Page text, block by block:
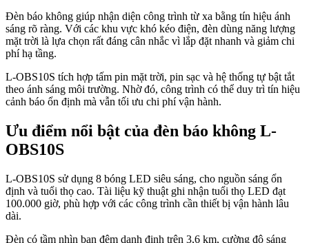
Đèn báo không giúp nhận diện công trình từ xa bằng tín hiệu ánh
sáng rõ ràng. Với các khu vực khó kéo điện, đèn dùng năng lượng
mặt trời là lựa chọn rất đáng cân nhắc vì lắp đặt nhanh và giảm chi
phí hạ tầng.
L-OBS10S tích hợp tấm pin mặt trời, pin sạc và hệ thống tự bật tắt
theo ánh sáng môi trường. Nhờ đó, công trình có thể duy trì tín hiệu
cảnh báo ổn định mà vẫn tối ưu chi phí vận hành.
Ưu điểm nổi bật của đèn báo không L-
OBS10S
L-OBS10S sử dụng 8 bóng LED siêu sáng, cho nguồn sáng ổn
định và tuổi thọ cao. Tài liệu kỹ thuật ghi nhận tuổi thọ LED đạt
100.000 giờ, phù hợp với các công trình cần thiết bị vận hành lâu
dài.
Đèn có tầm nhìn ban đêm danh định trên 3,6 km, cường độ sáng